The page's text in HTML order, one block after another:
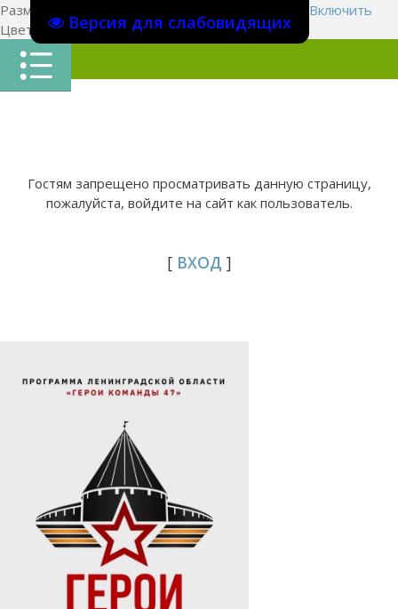
Версия для слабовидящих
Размер шрифта:
Включить
Цвет сайтаЦ Ц Ц Х
Гостям запрещено просматривать данную страницу,
пожалуйста, войдите на сайт как пользователь.
[ ВХОД ]